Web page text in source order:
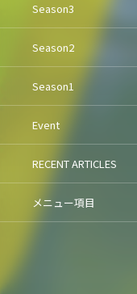
Season3
Season2
Season1
Event
RECENT ARTICLES
メニュー項目